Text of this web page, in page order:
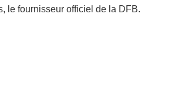
le fournisseur officiel de la DFB.